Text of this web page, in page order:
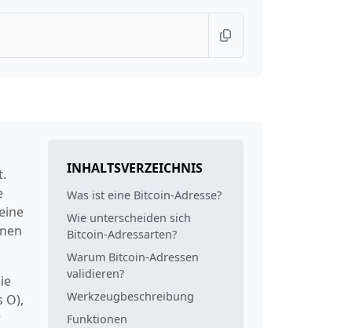
O),
INHALTSVERZEICHNIS
Was ist eine Bitcoin-Adresse?
Wie unterscheiden sich
Bitcoin-Adressarten?
Warum Bitcoin-Adressen
validieren?
Werkzeugbeschreibung
Funktionen